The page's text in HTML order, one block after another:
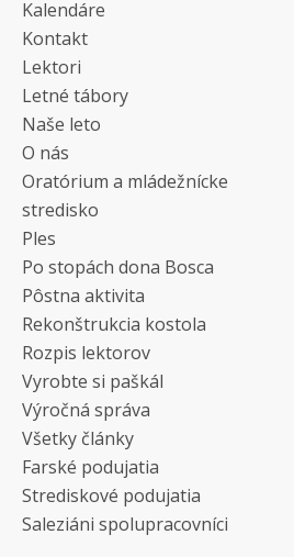
Kalendáre
Kontakt
Lektori
Letné tábory
Naše leto
O nás
Oratórium a mládežnícke
stredisko
Ples
Po stopách dona Bosca
Pôstna aktivita
Rekonštrukcia kostola
Rozpis lektorov
Vyrobte si paškál
Výročná správa
Všetky články
Farské podujatia
Strediskové podujatia
Saleziáni spolupracovníci